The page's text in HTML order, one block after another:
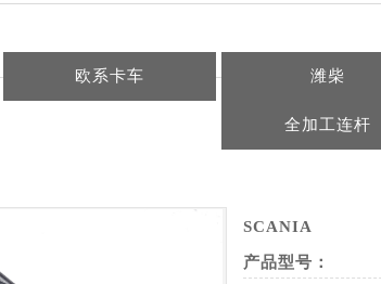
欧系卡车 潍柴
全加工连杆
SCANIA
产品型号：